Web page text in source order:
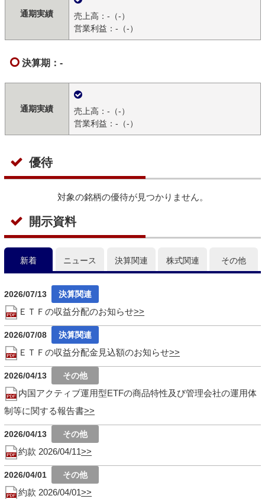
通期実績
売上高：-（-）
営業利益：-（-）
決算期：-
通期実績
売上高：-（-）
営業利益：-（-）
優待
対象の銘柄の優待が見つかりません。
開示資料
新着 ニュース 決算関連 株式関連 その他
2026/07/13
ＥＴＦの収益分配のお知らせ
2026/07/08
ＥＴＦの収益分配金見込額のお知らせ
2026/04/13
内国アクティブ運用型ETFの商品特性及び管理会社の運用体
制等に関する報告書
2026/04/13
約款 2026/04/11
2026/04/01
約款 2026/04/01